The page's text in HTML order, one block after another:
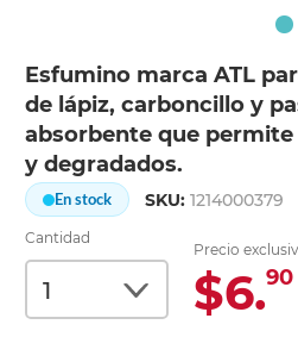
Esfumino marca ATL
de lápiz, carboncillo y
absorbente que permite
y degradados.
En stock SKU:1214000379
Cantidad
Precio
$6.90